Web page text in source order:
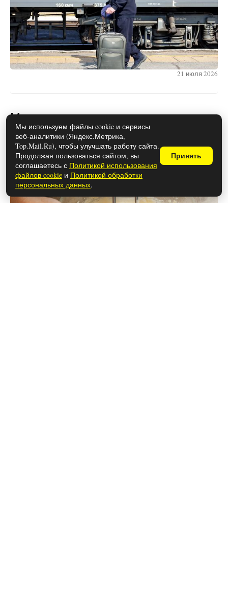
21 июля 2026
Можно ли использовать спред
вместо сливочного масла в
выпечке?
Мы используем файлы cookie и сервисы
веб-аналитики (Яндекс.Метрика,
Top.Mail.Ru), чтобы улучшать работу сайта.
Продолжая пользоваться сайтом, вы
соглашаетесь с Политикой использования
файлов cookie и Политикой обработки
персональных данных.
Принять